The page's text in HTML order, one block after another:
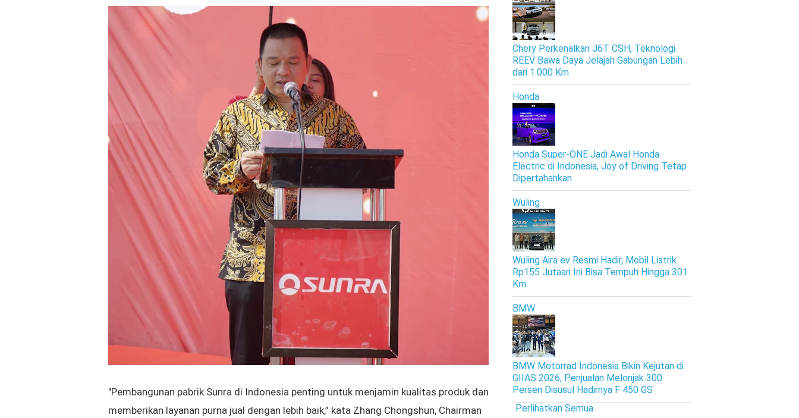
"Pembangunan pabrik Sunra di Indonesia penting untuk menjamin kualitas produk dan
memberikan layanan purna jual dengan lebih baik,” kata Zhang Chongshun, Chairman
Chery Perkenalkan J6T CSH, Teknologi
REEV Bawa Daya Jelajah Gabungan Lebih
dari 1.000 Km
Honda
Honda Super-ONE Jadi Awal Honda
Electric di Indonesia, Joy of Driving Tetap
Dipertahankan
Wuling
Wuling Aira ev Resmi Hadir, Mobil Listrik
Rp155 Jutaan Ini Bisa Tempuh Hingga 301
Km
BMW
BMW Motorrad Indonesia Bikin Kejutan di
GIIAS 2026, Penjualan Melonjak 300
Persen Disusul Hadirnya F 450 GS
Perlihatkan Semua